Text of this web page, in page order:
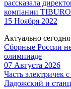
рассказала
компании
15 Ноября 2022
Актуально сегодня
Сборные России
олимпиаде
07 Августа 2026
Часть электричек
Ладожский и